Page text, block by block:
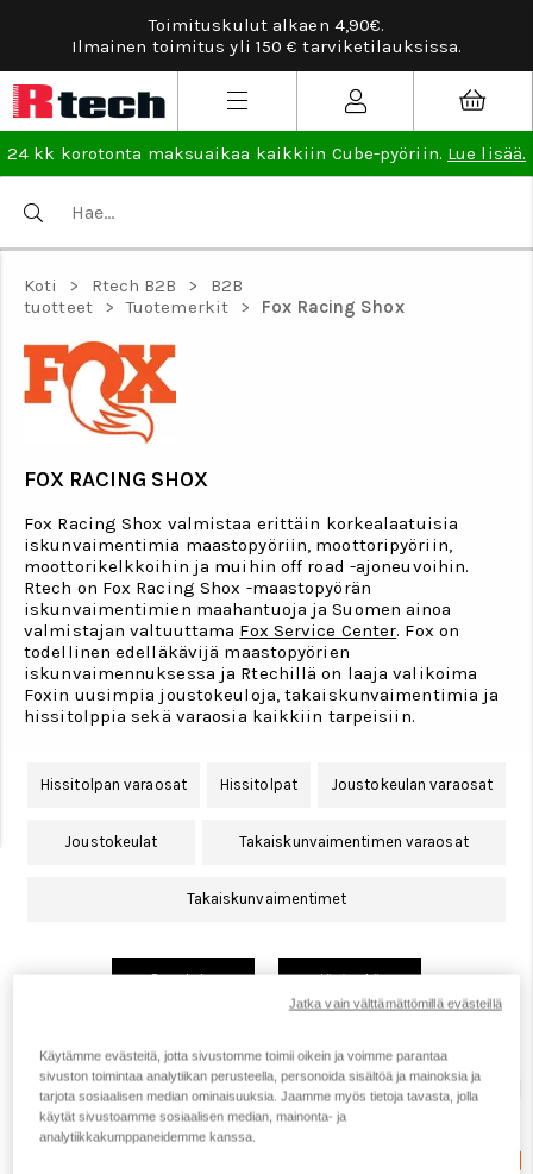
Toimituskulut alkaen 4,90€.
Ilmainen toimitus yli 150 € tarviketilauksissa.
24 kk korotonta maksuaikaa kaikkiin Cube-pyöriin. Lue lisää.
Koti > Rtech B2B >
B2B
tuotteet
> Tuotemerkit > Fox Racing Shox
FOX RACING SHOX
Fox Racing Shox valmistaa erittäin korkealaatuisia
iskunvaimentimia maastopyöriin, moottoripyöriin,
moottorikelkkoihin ja muihin off road -ajoneuvoihin.
Rtech on Fox Racing Shox -maastopyörän
iskunvaimentimien maahantuoja ja Suomen ainoa
valmistajan valtuuttama Fox Service Center. Fox on
todellinen edelläkävijä maastopyörien
iskunvaimennuksessa ja Rtechillä on laaja valikoima
Foxin uusimpia joustokeuloja, takaiskunvaimentimia ja
hissitolppia sekä varaosia kaikkiin tarpeisiin.
Hissitolpan varaosat Hissitolpat Joustokeulan varaosat
Joustokeulat Takaiskunvaimentimen varaosat
Takaiskunvaimentimet
Suodata Järjestä
Käytämme evästeitä, jotta sivustomme toimii oikein ja voimme parantaa
sivuston toimintaa analytiikan perusteella, personoida sisältöä ja mainoksia ja
tarjota sosiaalisen median ominaisuuksia. Jaamme myös tietoja tavasta, jolla
käytät sivustoamme sosiaalisen median, mainonta- ja
analytiikkakumppaneidemme kanssa.
Jatka vain välttämättömillä evästeillä